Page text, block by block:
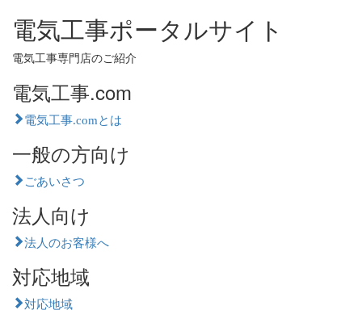
電気工事ポータルサイト
電気工事専門店のご紹介
電気工事.com
電気工事.comとは
一般の方向け
ごあいさつ
法人向け
法人のお客様へ
対応地域
対応地域